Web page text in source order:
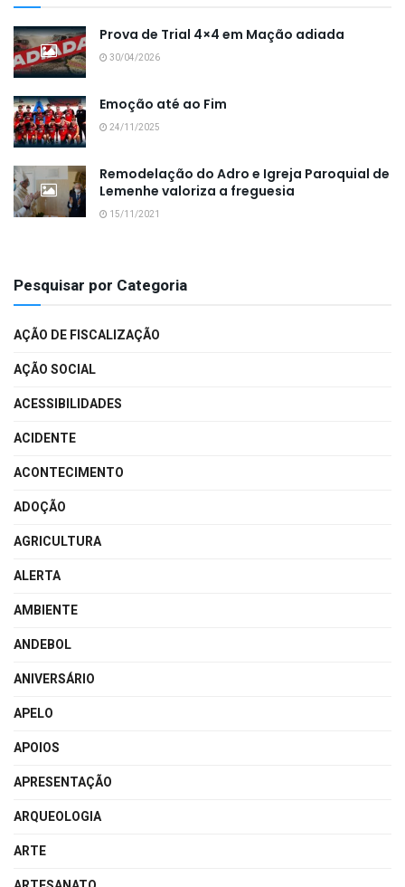
Prova de Trial 4×4 em Mação adiada
30/04/2026
Emoção até ao Fim
24/11/2025
Remodelação do Adro e Igreja Paroquial de
Lemenhe valoriza a freguesia
15/11/2021
Pesquisar por Categoria
AÇÃO DE FISCALIZAÇÃO
AÇÃO SOCIAL
ACESSIBILIDADES
ACIDENTE
ACONTECIMENTO
ADOÇÃO
AGRICULTURA
ALERTA
AMBIENTE
ANDEBOL
ANIVERSÁRIO
APELO
APOIOS
APRESENTAÇÃO
ARQUEOLOGIA
ARTE